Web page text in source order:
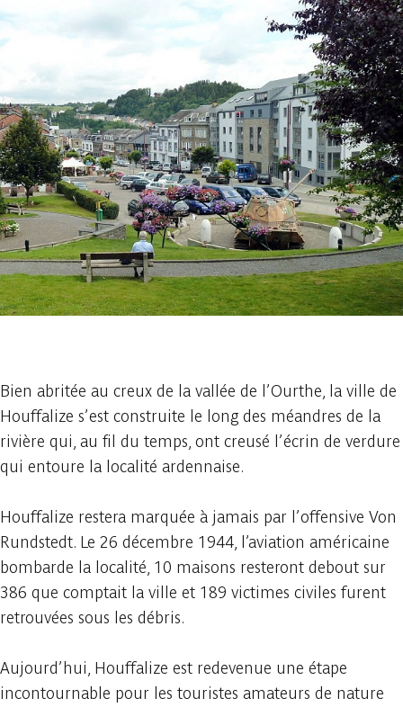
Bien abritée au creux de la vallée de l’Ourthe, la ville de
Houffalize s’est construite le long des méandres de la
rivière qui, au fil du temps, ont creusé l’écrin de verdure
qui entoure la localité ardennaise.
Houffalize restera marquée à jamais par l’offensive Von
Rundstedt. Le 26 décembre 1944, l’aviation américaine
bombarde la localité, 10 maisons resteront debout sur
386 que comptait la ville et 189 victimes civiles furent
retrouvées sous les débris.
Aujourd’hui, Houffalize est redevenue une étape
incontournable pour les touristes amateurs de nature